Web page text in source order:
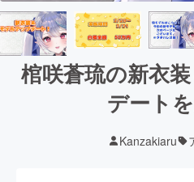
棺咲蒼琉の新衣
デート
Kanzakiaru